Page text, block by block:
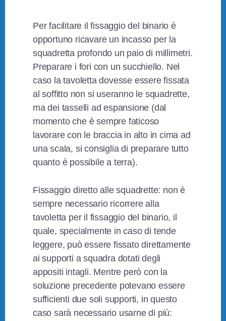
Per facilitare il fissaggio del binario è
opportuno ricavare un incasso per la
squadretta profondo un paio di millimetri.
Preparare i fori con un succhiello. Nel
caso la tavoletta dovesse essere fissata
al soffitto non si useranno le squadrette,
ma dei tasselli ad espansione (dal
momento che è sempre faticoso
lavorare con le braccia in alto in cima ad
una scala, si consiglia di preparare tutto
quanto è possibile a terra).
Fissaggio diretto alle squadrette: non è
sempre necessario ricorrere alla
tavoletta per il fissaggio del binario, il
quale, specialmente in caso di tende
leggere, può essere fissato direttamente
ai supporti a squadra dotati degli
appositi intagli. Mentre però con la
soluzione precedente potevano essere
sufficienti due soli supporti, in questo
caso sarà necessario usarne di più: